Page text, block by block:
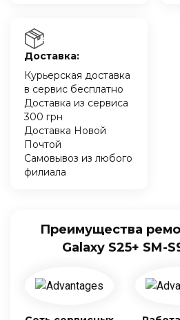
Доставка:
Курьерская доставка
в сервис бесплатно
Доставка из сервиса
300 грн
Доставка Новой
Почтой
Самовывоз из любого
филиала
Преимущества
Galaxy S25+ SM-